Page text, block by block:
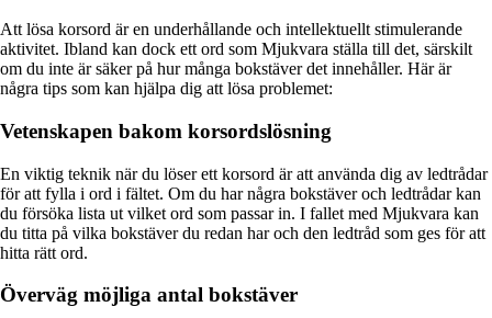
Att lösa korsord är en underhållande och intellektuellt stimulerande
aktivitet. Ibland kan dock ett ord som Mjukvara ställa till det, särskilt
om du inte är säker på hur många bokstäver det innehåller. Här är
några tips som kan hjälpa dig att lösa problemet:
Vetenskapen bakom korsordslösning
En viktig teknik när du löser ett korsord är att använda dig av ledtrådar
för att fylla i ord i fältet. Om du har några bokstäver och ledtrådar kan
du försöka lista ut vilket ord som passar in. I fallet med Mjukvara kan
du titta på vilka bokstäver du redan har och den ledtråd som ges för att
hitta rätt ord.
Överväg möjliga antal bokstäver